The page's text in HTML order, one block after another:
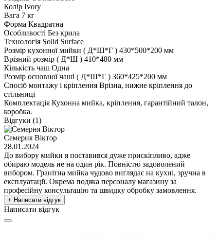
Колір Ivory
Вага 7 кг
Форма Квадратна
Особливості Без крила
Технологія Solid Surface
Розмір кухонної мийки ( Д*Ш*Г ) 430*500*200 мм
Врізний розмір ( Д*Ш ) 410*480 мм
Кількість чаш Одна
Розмір основної чаші ( Д*Ш*Г ) 360*425*200 мм
Спосіб монтажу і кріплення Врізна, нижне кріплення до
стільниці
Комплектація Кухонна мийка, кріплення, гарантійний талон,
коробка.
Відгуки (1)
Семерня Віктор
28.01.2024
До вибору мийки я поставився дуже прискіпливо, адже
обираю модель не на один рік. Повністю задоволений
вибором. Гранітна мийка чудово виглядає на кухні, зручна в
експлуатації. Окрема подяка персоналу магазину за
професійну консультацію та швидку обробку замовлення.
+ Написати відгук
Написати відгук